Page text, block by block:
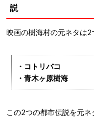
説
映画の樹海村の元ネタは2
・コトリバコ
・青木ヶ原樹海
この2つの都市伝説を元